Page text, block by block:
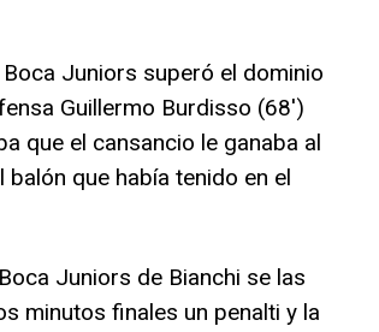
Juniors superó el dominio
Guillermo Burdisso (68′)
que el cansancio le ganaba al
que había tenido en el
Juniors de Bianchi se las
minutos finales un penalti y la